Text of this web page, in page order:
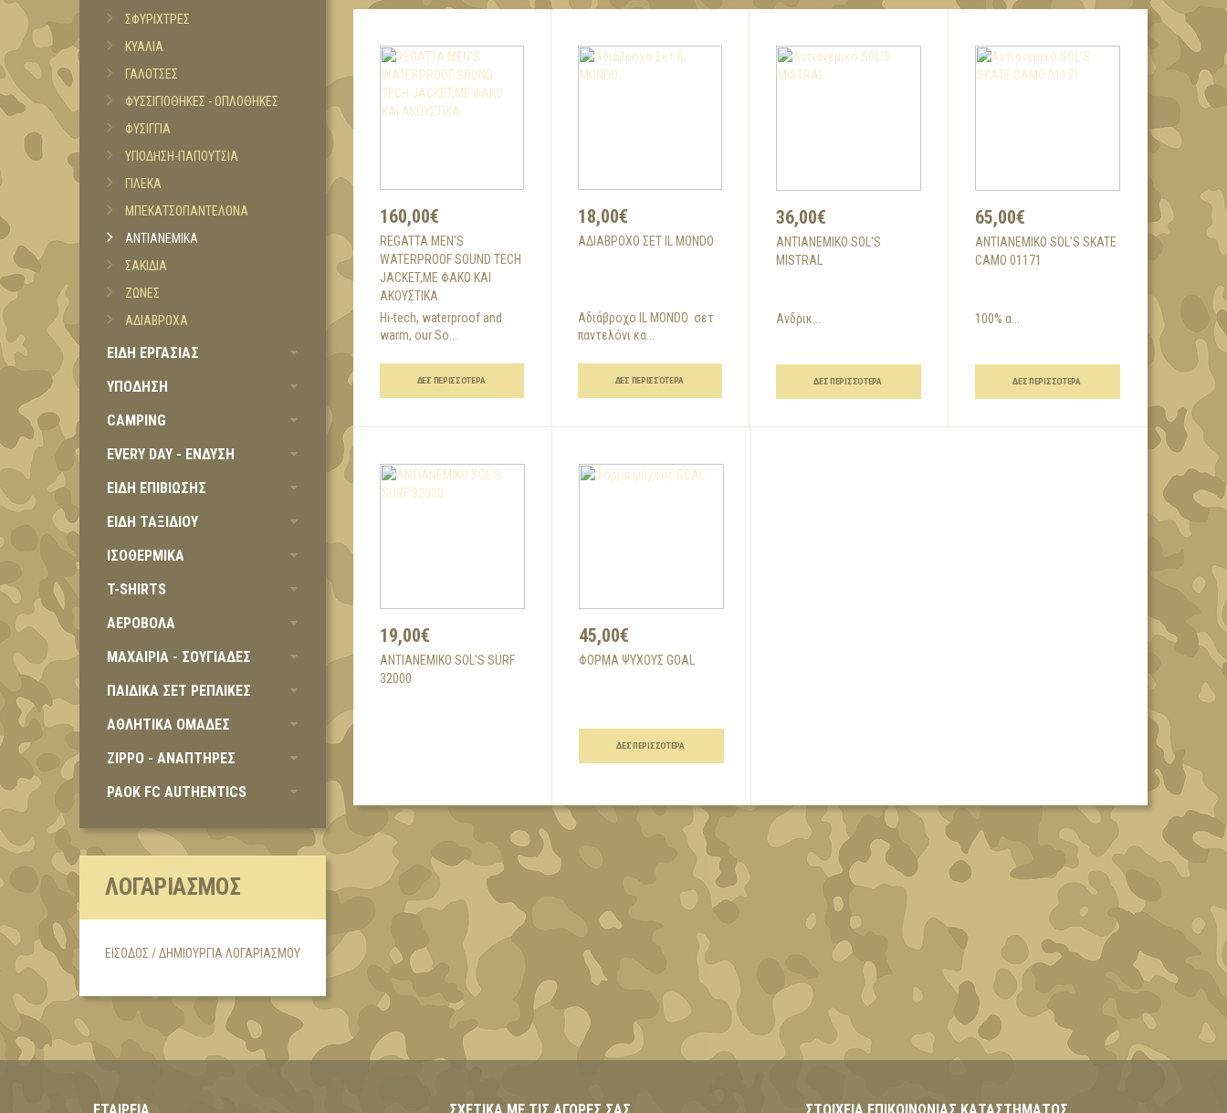
ΣΦΥΡΙΧΤΡΕΣ
ΚΥΑΛΙΑ
ΓΑΛΟΤΣΕΣ
ΦΥΣΣΙΓΙΟΘΗΚΕΣ - ΟΠΛΟΘΗΚΕΣ
ΦΥΣΙΓΓΙΑ
ΥΠΟΔΗΣΗ-ΠΑΠΟΥΤΣΙΑ
ΓΙΛΕΚΑ
ΜΠΕΚΑΤΣΟΠΑΝΤΕΛΟΝΑ
ΑΝΤΙΑΝΕΜΙΚΑ
ΣΑΚΙΔΙΑ
ΖΩΝΕΣ
ΑΔΙΑΒΡΟΧΑ
ΕΙΔΗ ΕΡΓΑΣΙΑΣ
ΥΠΟΔΗΣΗ
CAMPING
EVERY DAY - ΕΝΔΥΣΗ
ΕΙΔΗ ΕΠΙΒΙΩΣΗΣ
ΕΙΔΗ ΤΑΞΙΔΙΟΥ
ΙΣΟΘΕΡΜΙΚΑ
T-SHIRTS
ΑΕΡΟΒΟΛΑ
ΜΑΧΑΙΡΙΑ - ΣΟΥΓΙΑΔΕΣ
ΠΑΙΔΙΚΑ ΣΕΤ ΡΕΠΛΙΚΕΣ
ΑΘΛΗΤΙΚΑ ΟΜΑΔΕΣ
ZIPPO - ΑΝΑΠΤΗΡΕΣ
PAOK FC AUTHENTICS
ΛΟΓΑΡΙΑΣΜΌΣ
ΕΊΣΟΔΟΣ / ΔΗΜΙΟΥΡΓΊΑ ΛΟΓΑΡΙΑΣΜΟΎ
160,00€
REGATTA MEN'S
WATERPROOF SOUND TECH
JACKET,ME ΦΑΚΟ ΚΑΙ
ΑΚΟΥΣΤΙΚΑ
Hi-tech, waterproof and
warm, our So...
ΔΕΣ ΠΕΡΙΣΣΌΤΕΡΑ
18,00€
ΑΔΙΆΒΡΟΧΟ ΣΕΤ IL MONDO
Αδιάβροχο IL MONDO σετ
παντελόνι κα...
ΔΕΣ ΠΕΡΙΣΣΌΤΕΡΑ
36,00€
ΑΝΤΙΑΝΕΜΙΚΌ SOL'S
MISTRAL
Ανδρικ...
ΔΕΣ ΠΕΡΙΣΣΌΤΕΡΑ
65,00€
ΑΝΤΙΑΝΕΜΙΚΌ SOL'S SKATE
CAMO 01171
100% α...
ΔΕΣ ΠΕΡΙΣΣΌΤΕΡΑ
19,00€
ΑΝΤΙΑΝΕΜΙΚΟ SOL'S SURF
32000
45,00€
ΦΌΡΜΑ ΨΎΧΟΥΣ GOAL
ΔΕΣ ΠΕΡΙΣΣΌΤΕΡΑ